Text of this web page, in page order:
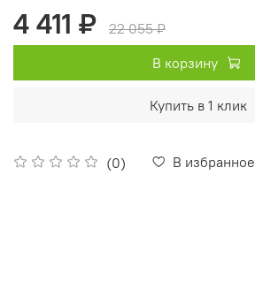
(0) В избранное
4 411 ₽
22 055 ₽
В корзину
Купить в 1 клик